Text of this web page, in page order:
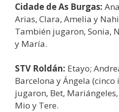
Cidade de As Burgas:
Arias, Clara, Amelia y
También jugaron, Sonia,
y María.
STV Roldán: Etayo;
Barcelona y Ángela
jugaron, Bet,
Mio y Tere.